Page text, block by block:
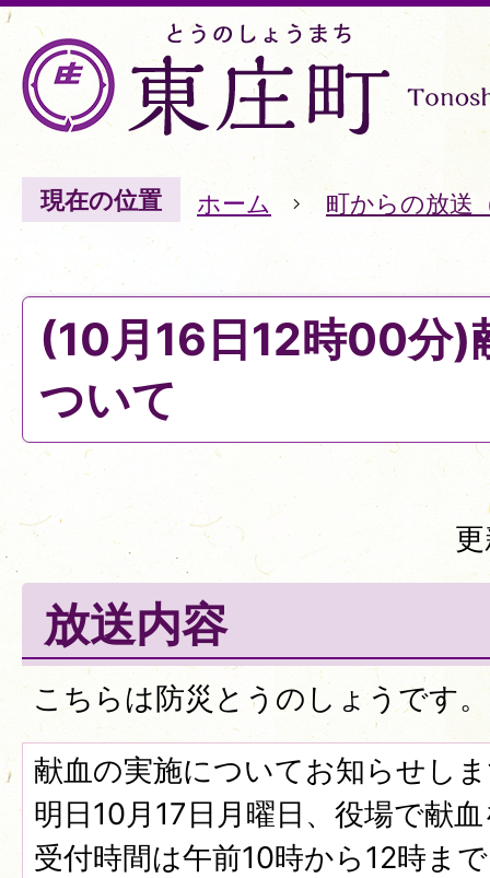
現在の位置 ホーム 町からの放送
(10月16日12時00分)
ついて
放送内容
こちらは防災とうのしょうです。
献血の実施についてお知らせし
明日10月17日月曜日、役場で献
受付時間は午前10時から12時ま